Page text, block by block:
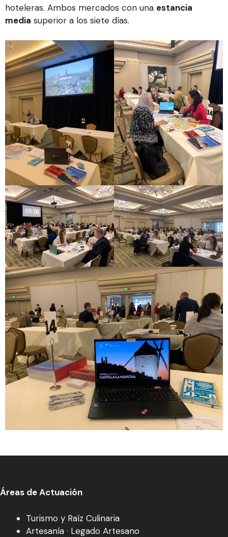
hoteleras. Ambos mercados con una estancia
media superior a los siete días.
Áreas de Actuación
Turismo y Raíz Culinaria
Artesanía · Legado Artesano